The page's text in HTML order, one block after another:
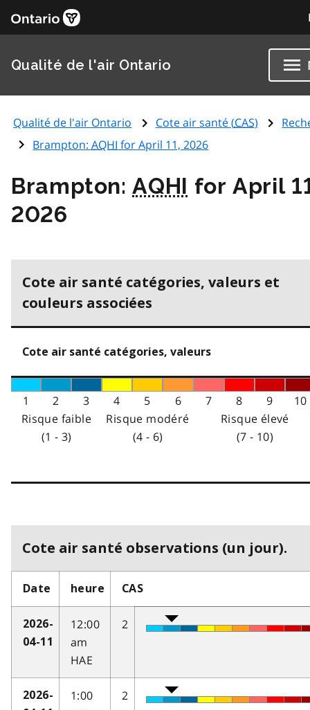
Qualité de l'air Ontario
Qualité de l'air Ontario Cote air santé (CAS)
Brampton:AQHI for April 11, 2026
Brampton:AQHI for April
2026
Cote air santé catégories, valeurs et
couleurs associées
Cote air santé catégories, valeurs
1 2 3 4 5 6 7 8 9
10
Risque faible
(1 - 3)
Risque modéré
(4 - 6)
Risque élevé
(7 - 10)
Cote air santé observations (un jour).
Date heure CAS
2026-
04-11
12:00
am
HAE
2
2026-
1:00
2